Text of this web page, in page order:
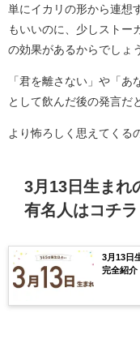
単にイカリの形から連想
もいいのに、少しストー
の効果があるからでしょ
「君を離さない」や「あ
として飲んだ後の発言だ
より怖ろしく思えてくる
3月13日生まれ
有名人はコチラ
3月13日
完全紹介